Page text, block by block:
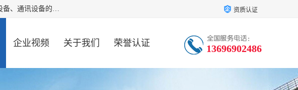
厦门欣锐仪器仪表有限公司成立于2006年，位于厦门市湖里区。公司主营五金产品、电气设备、计算机及辅助设备、通讯设备的批发与零售，同时涉及乐器、照相器材等文化用品的销售。此外，公司还提供通用设备、电气设备、仪器仪表的修理服务，以及信息系统集成、信息技术咨询、数据处理和存储等技术支持。公司致力于为客户提供全面的产品和服务，满足多样化的市场需求。 资质认证
企业视频 关于我们 荣誉认证 13696902486